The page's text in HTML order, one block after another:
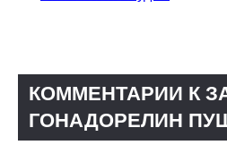
КОММЕНТАРИИ К
ГОНАДОРЕЛИН